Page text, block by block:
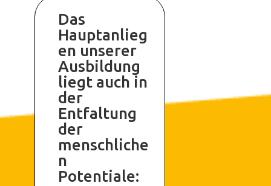
Das
Hauptanlieg
en unserer
Ausbildung
liegt auch in
der
Entfaltung
der
menschliche
n
Potentiale: